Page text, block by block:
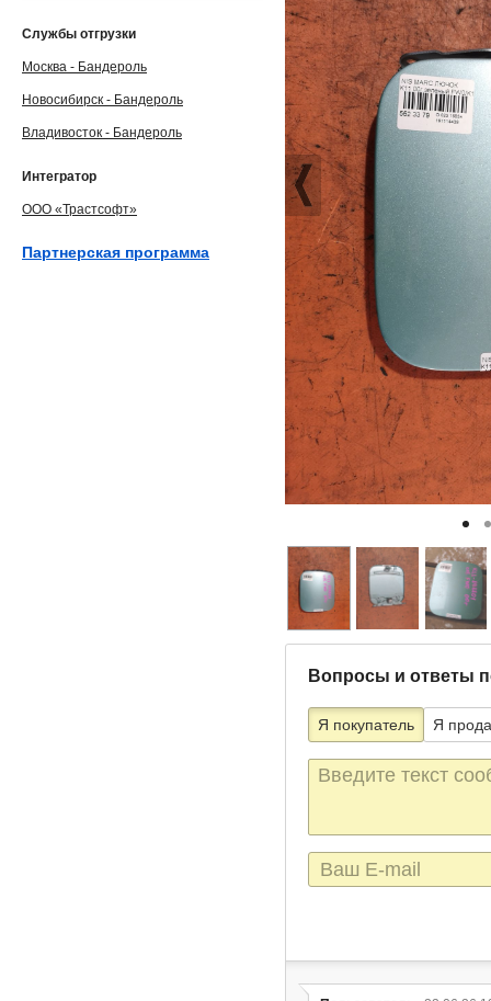
Вопросы и ответы
Я покупатель Я
Текст
сообщения
E-
mail
Службы отгрузки
Москва - Бандероль
Новосибирск - Бандероль
Владивосток - Бандероль
Интегратор
ООО «Трастсофт»
Партнерская программа